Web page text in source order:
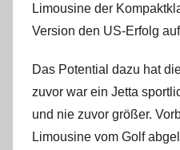
Limousine der
Version den US-Erfolg
Das Potential dazu hat
zuvor war ein Jetta
und nie zuvor größer.
Limousine vom Golf